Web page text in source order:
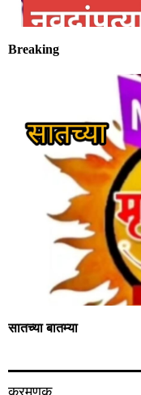
Breaking
सातच्या बातम्या